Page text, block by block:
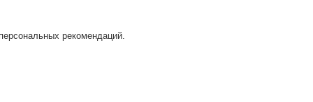
рекомендаций.